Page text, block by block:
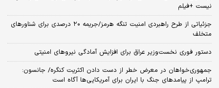
نیست +فیلم
جزئیاتی از طرح راهبردی امنیت تنگه هرمز/جریمه ۲۰ درصدی برای شناورهای
متخلف
دستور فوری نخست‌وزیر عراق برای افزایش آمادگی نیروهای امنیتی
جمهوری‌خواهان در معرض خطر از دست دادن اکثریت کنگره/ جانسون:
ترامپ از پیامدهای جنگ با ایران برای آمریکایی‌ها آگاه است